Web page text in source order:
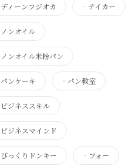
ディーンフジオカ ・ テイカー
ノンオイル
ノンオイル米粉パン
パンケーキ ・ パン教室
ビジネススキル
ビジネスマインド
びっくりドンキー ・ フォー